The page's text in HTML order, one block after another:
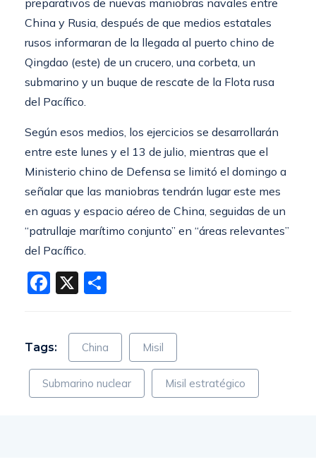
preparativos de nuevas maniobras navales entre
China y Rusia, después de que medios estatales
rusos informaran de la llegada al puerto chino de
Qingdao (este) de un crucero, una corbeta, un
submarino y un buque de rescate de la Flota rusa
del Pacífico.
Según esos medios, los ejercicios se desarrollarán
entre este lunes y el 13 de julio, mientras que el
Ministerio chino de Defensa se limitó el domingo a
señalar que las maniobras tendrán lugar este mes
en aguas y espacio aéreo de China, seguidas de un
“patrullaje marítimo conjunto” en “áreas relevantes”
del Pacífico.
Facebook
X
Tags: China Misil
Submarino nuclear Misil estratégico